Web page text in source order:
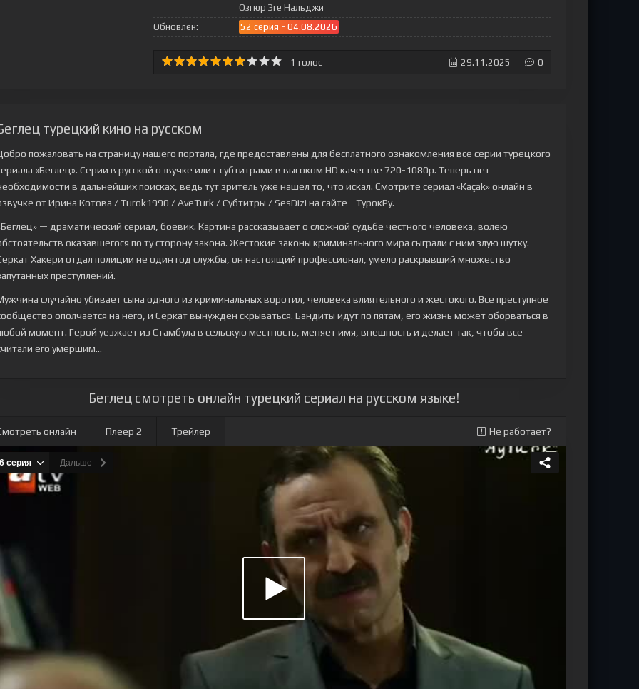
Озгюр Эге Нальджи
Обновлён:
52 серия - 04.08.2026
1 голос 29.11.2025 0
турецкий кино на русском
пожаловать на страницу нашего портала, где предоставлены для бесплатного ознакомления все серии турецкого
«Беглец». Серии в русской озвучке или с субтитрами в высоком HD качестве 720-1080p. Теперь нет
в дальнейших поисках, ведь тут зритель уже нашел то, что искал. Смотрите сериал «Kaçak» онлайн в
от Ирина Котова / Turok1990 / AveTurk / Субтитры / SesDizi на сайте - ТурокРу.
— драматический сериал, боевик. Картина рассказывает о сложной судьбе честного человека, волею
оказавшегося по ту сторону закона. Жестокие законы криминального мира сыграли с ним злую шутку.
Хакери отдал полиции не один год службы, он настоящий профессионал, умело раскрывший множество
преступлений.
случайно убивает сына одного из криминальных воротил, человека влиятельного и жестокого. Все преступное
ополчается на него, и Серкат вынужден скрываться. Бандиты идут по пятам, его жизнь может оборваться в
момент. Герой уезжает из Стамбула в сельскую местность, меняет имя, внешность и делает так, чтобы все
его умершим...
Беглец смотреть онлайн турецкий сериал на русском языке!
онлайн Плеер 2 Трейлер Не работает?